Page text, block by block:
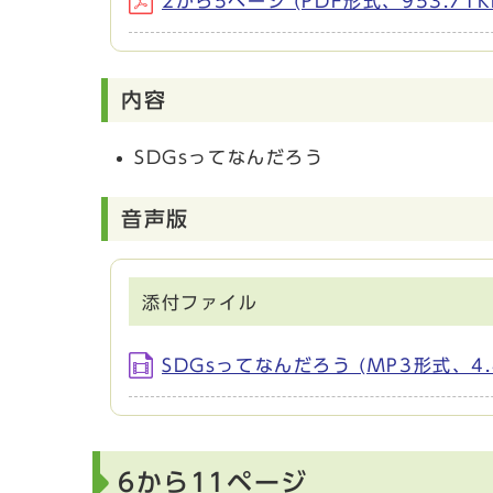
内容
SDGsってなんだろう
音声版
添付ファイル
SDGsってなんだろう (MP3形式、
6から11ページ